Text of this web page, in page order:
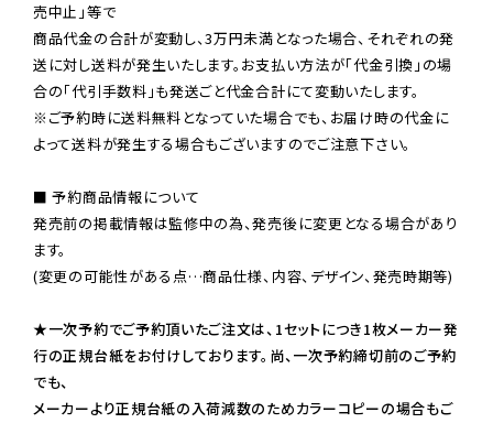
売中止」等で
商品代金の合計が変動し、3万円未満となった場合、それぞれの発
送に対し送料が発生いたします。お支払い方法が「代金引換」の場
※ご予約時に送料無料となっていた場合でも、お届け時の代金に
よって送料が発生する場合もございますのでご注意下さい。
■ 予約商品情報について
発売前の掲載情報は監修中の為、発売後に変更となる場合があり
ます。
(変更の可能性がある点…商品仕様、内容、デザイン、発売時期等)
★一次予約でご予約頂いたご注文は、1セットにつき1枚メーカー発
行の正規台紙をお付けしております。尚、一次予約締切前のご予約
でも、
メーカーより正規台紙の入荷減数のためカラーコピーの場合もご